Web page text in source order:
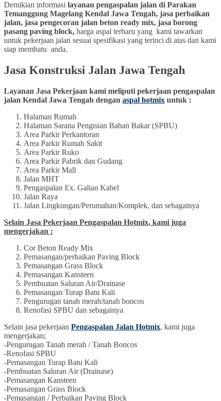
Demikian informasi layanan pengaspalan jalan di Parakan
Temanggung Magelang Kendal Jawa Tengah, jasa perbaikan
jalan, jasa pengecoran jalan beton ready mix, jasa borong
pasang paving block, harga aspal terbaru yang kami tawarkan
untuk pekerjaan jalan sesuai spesifikasi yang terinci di atas dan kami
siap membatu anda.
Jasa Konstruksi Jalan Jawa Tengah
Layanan Jasa Pekerjaan kami meliputi pekerjaan pengaspalan
jalan Kendal Jawa Tengah dengan aspal hotmix untuk :
Halaman Rumah
Halaman Sarana Pengisian Bahan Bakar (SPBU)
Area Parkir Perkantoran
Area Parkir Rumah Sakit
Area Parkir Ruko
Area Parkir Pabrik dan Gudang
Area Parkir Mall
Jalan MHT
Pengaspalan Ex. Galian Kabel
Jalan Raya
Jalan Lingkungan/Perumahan/Komplek, dan sebagainya
Selain Jasa Pekerjaan Pengaspalan Hotmix, kami juga
mengerjakan :
Cor Beton Ready Mix
Pemasangan/perbaikan Paving Block
Pemasangan Grass Block
Pemasangan Kansteen
Pembuatan Saluran Air/Drainase
Pemasangan Turap Batu Kali
Pengurugan tanah merah/tanah boncos
Renofasi SPBU dan sebagainya
Selain jasa pekerjaan Pengaspalan Jalan Hotmix, kami juga
mengerjakan;
-Pengurugan Tanah merah / Tanah Boncos
-Renofasi SPBU
-Pemasangan Turap Batu Kali
-Pembuatan Saluran Air (Drainase)
-Pemasangan Kansteen
-Pemasangan Grass Block
-Pemasangan / Perbaikan Paving Block